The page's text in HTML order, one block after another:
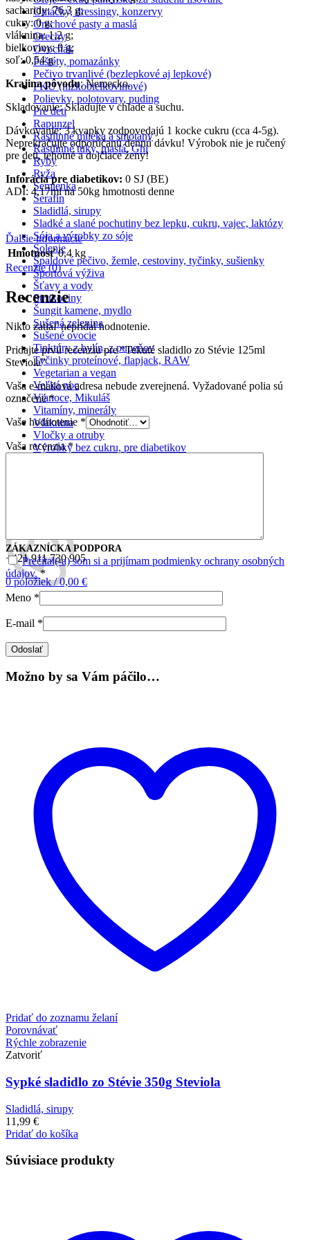
Omáčky, dressingy, konzervy
Orechové pasty a maslá
Orechy
Ovocňák
Paštéty, pomazánky
Pečivo trvanlivé (bezlepkové aj lepkové)
PKU (nízkobielkovinové)
Polievky, polotovary, puding
Pre deti
Rapunzel
Rastlinné mlieka a smotany
Rastlinné tuky, maslá, Ghi
Ryby
Ryža
Semienka
Serafin
Sladidlá, sirupy
Sladké a slané pochutiny bez lepku, cukru, vajec, laktózy
Sója a výrobky zo sóje
Solenie
Špaldové pečivo, žemle, cestoviny, tyčinky, sušienky
Športová výživa
Šťavy a vody
Strukoviny
Šungit kamene, mydlo
Sušená zelenina
Sušené ovocie
Tinktúry z bylín, z pupeňov
Tyčinky proteínové, flapjack, RAW
Vegetarian a vegan
Veľká noc
Vianoce, Mikuláš
Vitamíny, minerály
Vláknina
Vločky a otruby
Výrobky bez cukru, pre diabetikov
ZÁKAZNÍCKA PODPORA
+421 911 730 905
0položiek / 0,00 €
sacharidy: 76,3 g;
cukry: 0 g;
vláknina: 1,2 g;
bielkoviny: 0 g;
soľ: 0,54 g.
Krajina pôvodu: Nemecko.
Skladovanie: Skladujte v chlade a suchu.
Dávkovanie: 3 kvapky zodpovedajú 1 kocke cukru (cca 4-5g).
Neprekračujte odporúčanú dennú dávku! Výrobok nie je ručený
pre deti, tehotné a dojčiace ženy!
Inforácia pre diabetikov: 0 SJ (BE)
ADI: 4,17ml na 50kg hmotnosti denne
Ďalšie informácie
Hmotnosť 0,4 kg
Recenzie (0)
Recenzie
Nikto zatiaľ nepridal hodnotenie.
Pridajte prvú recenziu pre “Tekuté sladidlo zo Stévie 125ml
Steviola”
Vaša e-mailová adresa nebude zverejnená. Vyžadované polia sú
označené*
Vaše hodnotenie *
Vaša recenzia*
Prečítal(-a) som si a prijímam podmienky ochrany osobných
údajov.*
Meno *
E-mail *
Možno by sa Vám páčilo…
Pridať do zoznamu želaní
Porovnávať
Rýchle zobrazenie
Zatvoriť
Sypké sladidlo zo Stévie 350g Steviola
Sladidlá, sirupy
11,99 €
Pridať do košíka
Súvisiace produkty